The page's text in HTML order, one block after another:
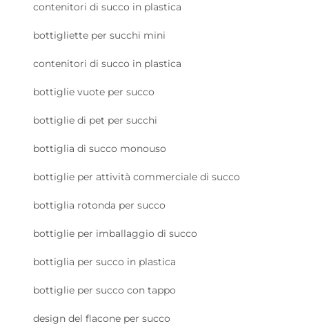
contenitori di succo in plastica
bottigliette per succhi mini
contenitori di succo in plastica
bottiglie vuote per succo
bottiglie di pet per succhi
bottiglia di succo monouso
bottiglie per attività commerciale di succo
bottiglia rotonda per succo
bottiglie per imballaggio di succo
bottiglia per succo in plastica
bottiglie per succo con tappo
design del flacone per succo